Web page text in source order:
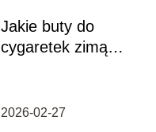
Jakie buty do
cygaretek zimą
2026-02-27